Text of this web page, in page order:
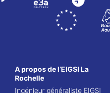
A propos de l’EIGSI La
Rochelle
Ingénieur généraliste EIGSI